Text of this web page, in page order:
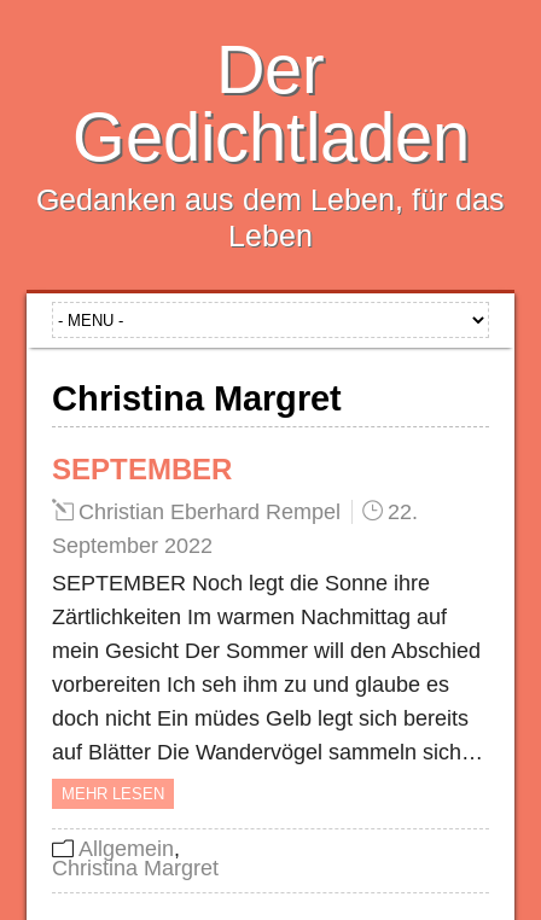
Der
Gedichtladen
Gedanken aus dem Leben, für das
Leben
Christina Margret
SEPTEMBER
Christian Eberhard Rempel
22.
September 2022
SEPTEMBER Noch legt die Sonne ihre
Zärtlichkeiten Im warmen Nachmittag auf
mein Gesicht Der Sommer will den Abschied
vorbereiten Ich seh ihm zu und glaube es
doch nicht Ein müdes Gelb legt sich bereits
auf Blätter Die Wandervögel sammeln sich…
MEHR LESEN
Allgemein,
Christina Margret